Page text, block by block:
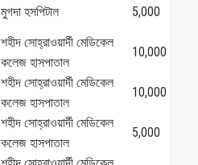
মুগদা হসপিটাল 5,000
শহীদ সোহ্‌রাওয়ার্দী মেডিকেল
কলেজ হাসপাতাল
10,000
শহীদ সোহ্‌রাওয়ার্দী মেডিকেল
কলেজ হাসপাতাল
10,000
শহীদ সোহ্‌রাওয়ার্দী মেডিকেল
কলেজ হাসপাতাল
5,000